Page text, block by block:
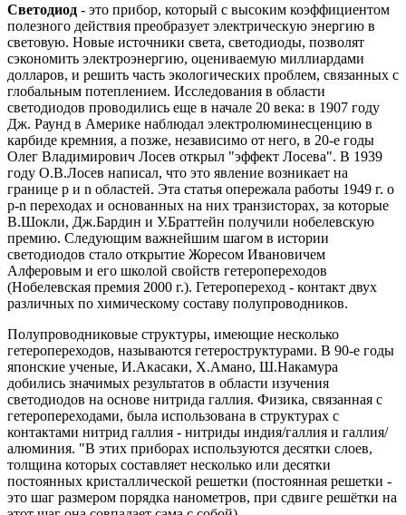
Светодиод - это прибор, который с высоким коэффициентом
полезного действия преобразует электрическую энергию в
световую. Новые источники света, светодиоды, позволят
сэкономить электроэнергию, оцениваемую миллиардами
долларов, и решить часть экологических проблем, связанных с
глобальным потеплением. Исследования в области
светодиодов проводились еще в начале 20 века: в 1907 году
Дж. Раунд в Америке наблюдал электролюминесценцию в
карбиде кремния, а позже, независимо от него, в 20-е годы
Олег Владимирович Лосев открыл "эффект Лосева". В 1939
году О.В.Лосев написал, что это явление возникает на
границе р и n областей. Эта статья опережала работы 1949 г. о
р-n переходах и основанных на них транзисторах, за которые
В.Шокли, Дж.Бардин и У.Браттейн получили нобелевскую
премию. Следующим важнейшим шагом в истории
светодиодов стало открытие Жоресом Ивановичем
Алферовым и его школой свойств гетеропереходов
(Нобелевская премия 2000 г.). Гетеропереход - контакт двух
различных по химическому составу полупроводников.
Полупроводниковые структуры, имеющие несколько
гетеропереходов, называются гетероструктурами. В 90-е годы
японские ученые, И.Акасаки, Х.Амано, Ш.Накамура
добились значимых результатов в области изучения
светодиодов на основе нитрида галлия. Физика, связанная с
гетеропереходами, была использована в структурах с
контактами нитрид галлия - нитриды индия/галлия и галлия/
алюминия. "В этих приборах используются десятки слоев,
толщина которых составляет несколько или десятки
постоянных кристаллической решетки (постоянная решетки -
это шаг размером порядка нанометров, при сдвиге решётки на